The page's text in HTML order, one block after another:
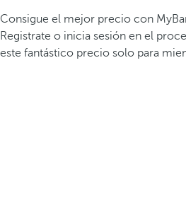
Consigue el mejor precio con
Registrate o inicia sesión en el
este fantástico precio solo para